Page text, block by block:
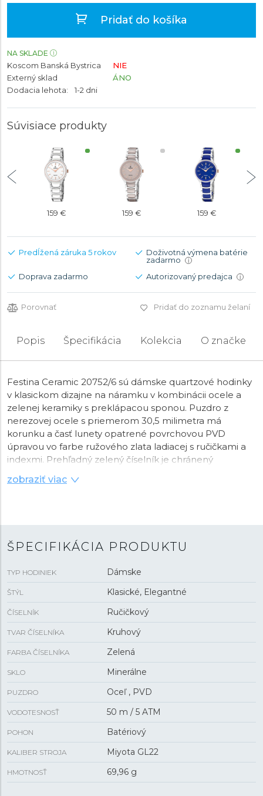
Pridať do košíka
NA SKLADE
Koscom Banská Bystrica
NIE
Externý sklad
ÁNO
Dodacia lehota:
1-2 dni
Súvisiace produkty
159 € 159 € 159 €
Predĺžená záruka 5 rokov
Doživotná výmena batérie
zadarmo
i
Doprava zadarmo Autorizovaný predajca i
Porovnať Pridať do zoznamu želaní
Popis Špecifikácia Kolekcia O značke
Festina Ceramic 20752/6 sú dámske quartzové hodinky
v klasickom dizajne na náramku v kombinácii ocele a
zelenej keramiky s preklápacou sponou. Puzdro z
nerezovej ocele s priemerom 30,5 milimetra má
korunku a časť lunety opatrené povrchovou PVD
úpravou vo farbe ružového zlata ladiacej s ručičkami a
indexmi. Prehľadný zelený číselník je chránený
minerálnym sklíčkom
batériový strojček Miyota Gl22
zobraziť viac
ŠPECIFIKÁCIA PRODUKTU
TYP HODINIEK Dámske
ŠTÝL Klasické, Elegantné
ČÍSELNÍK Ručičkový
TVAR ČÍSELNÍKA Kruhový
FARBA ČÍSELNÍKA Zelená
SKLO Minerálne
PUZDRO Oceľ , PVD
VODOTESNOSŤ 50 m / 5 ATM
POHON Batériový
KALIBER STROJA Miyota GL22
HMOTNOSŤ 69,96 g